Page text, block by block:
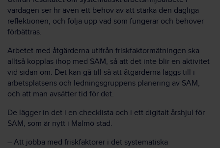
vardagen ser hr även ett behov av att stärka den dagliga
reflektionen, och följa upp vad som fungerar och behöver
förbättras.
Arbetet med åtgärderna utifrån friskfaktormätningen ska
alltså kopplas ihop med SAM, så att det inte blir en aktivitet
vid sidan om. Det kan gå till så att åtgärderna läggs till i
arbetsplatsens och ledningsgruppens planering av SAM,
och att man avsätter tid för det.
De lägger in det i en checklista och i ett digitalt årshjul för
SAM, som är nytt i Malmö stad.
– Att jobba med friskfaktorer i det systematiska